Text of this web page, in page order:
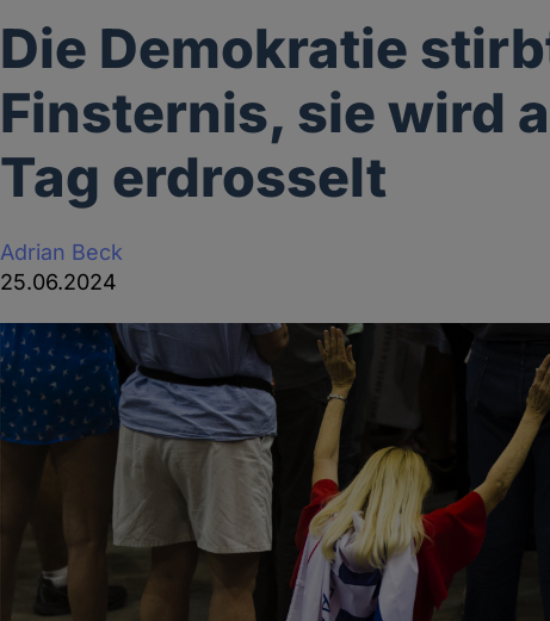
Die Demokratie
Finsternis, sie wird
Tag erdrosselt
Adrian Beck
25.06.2024